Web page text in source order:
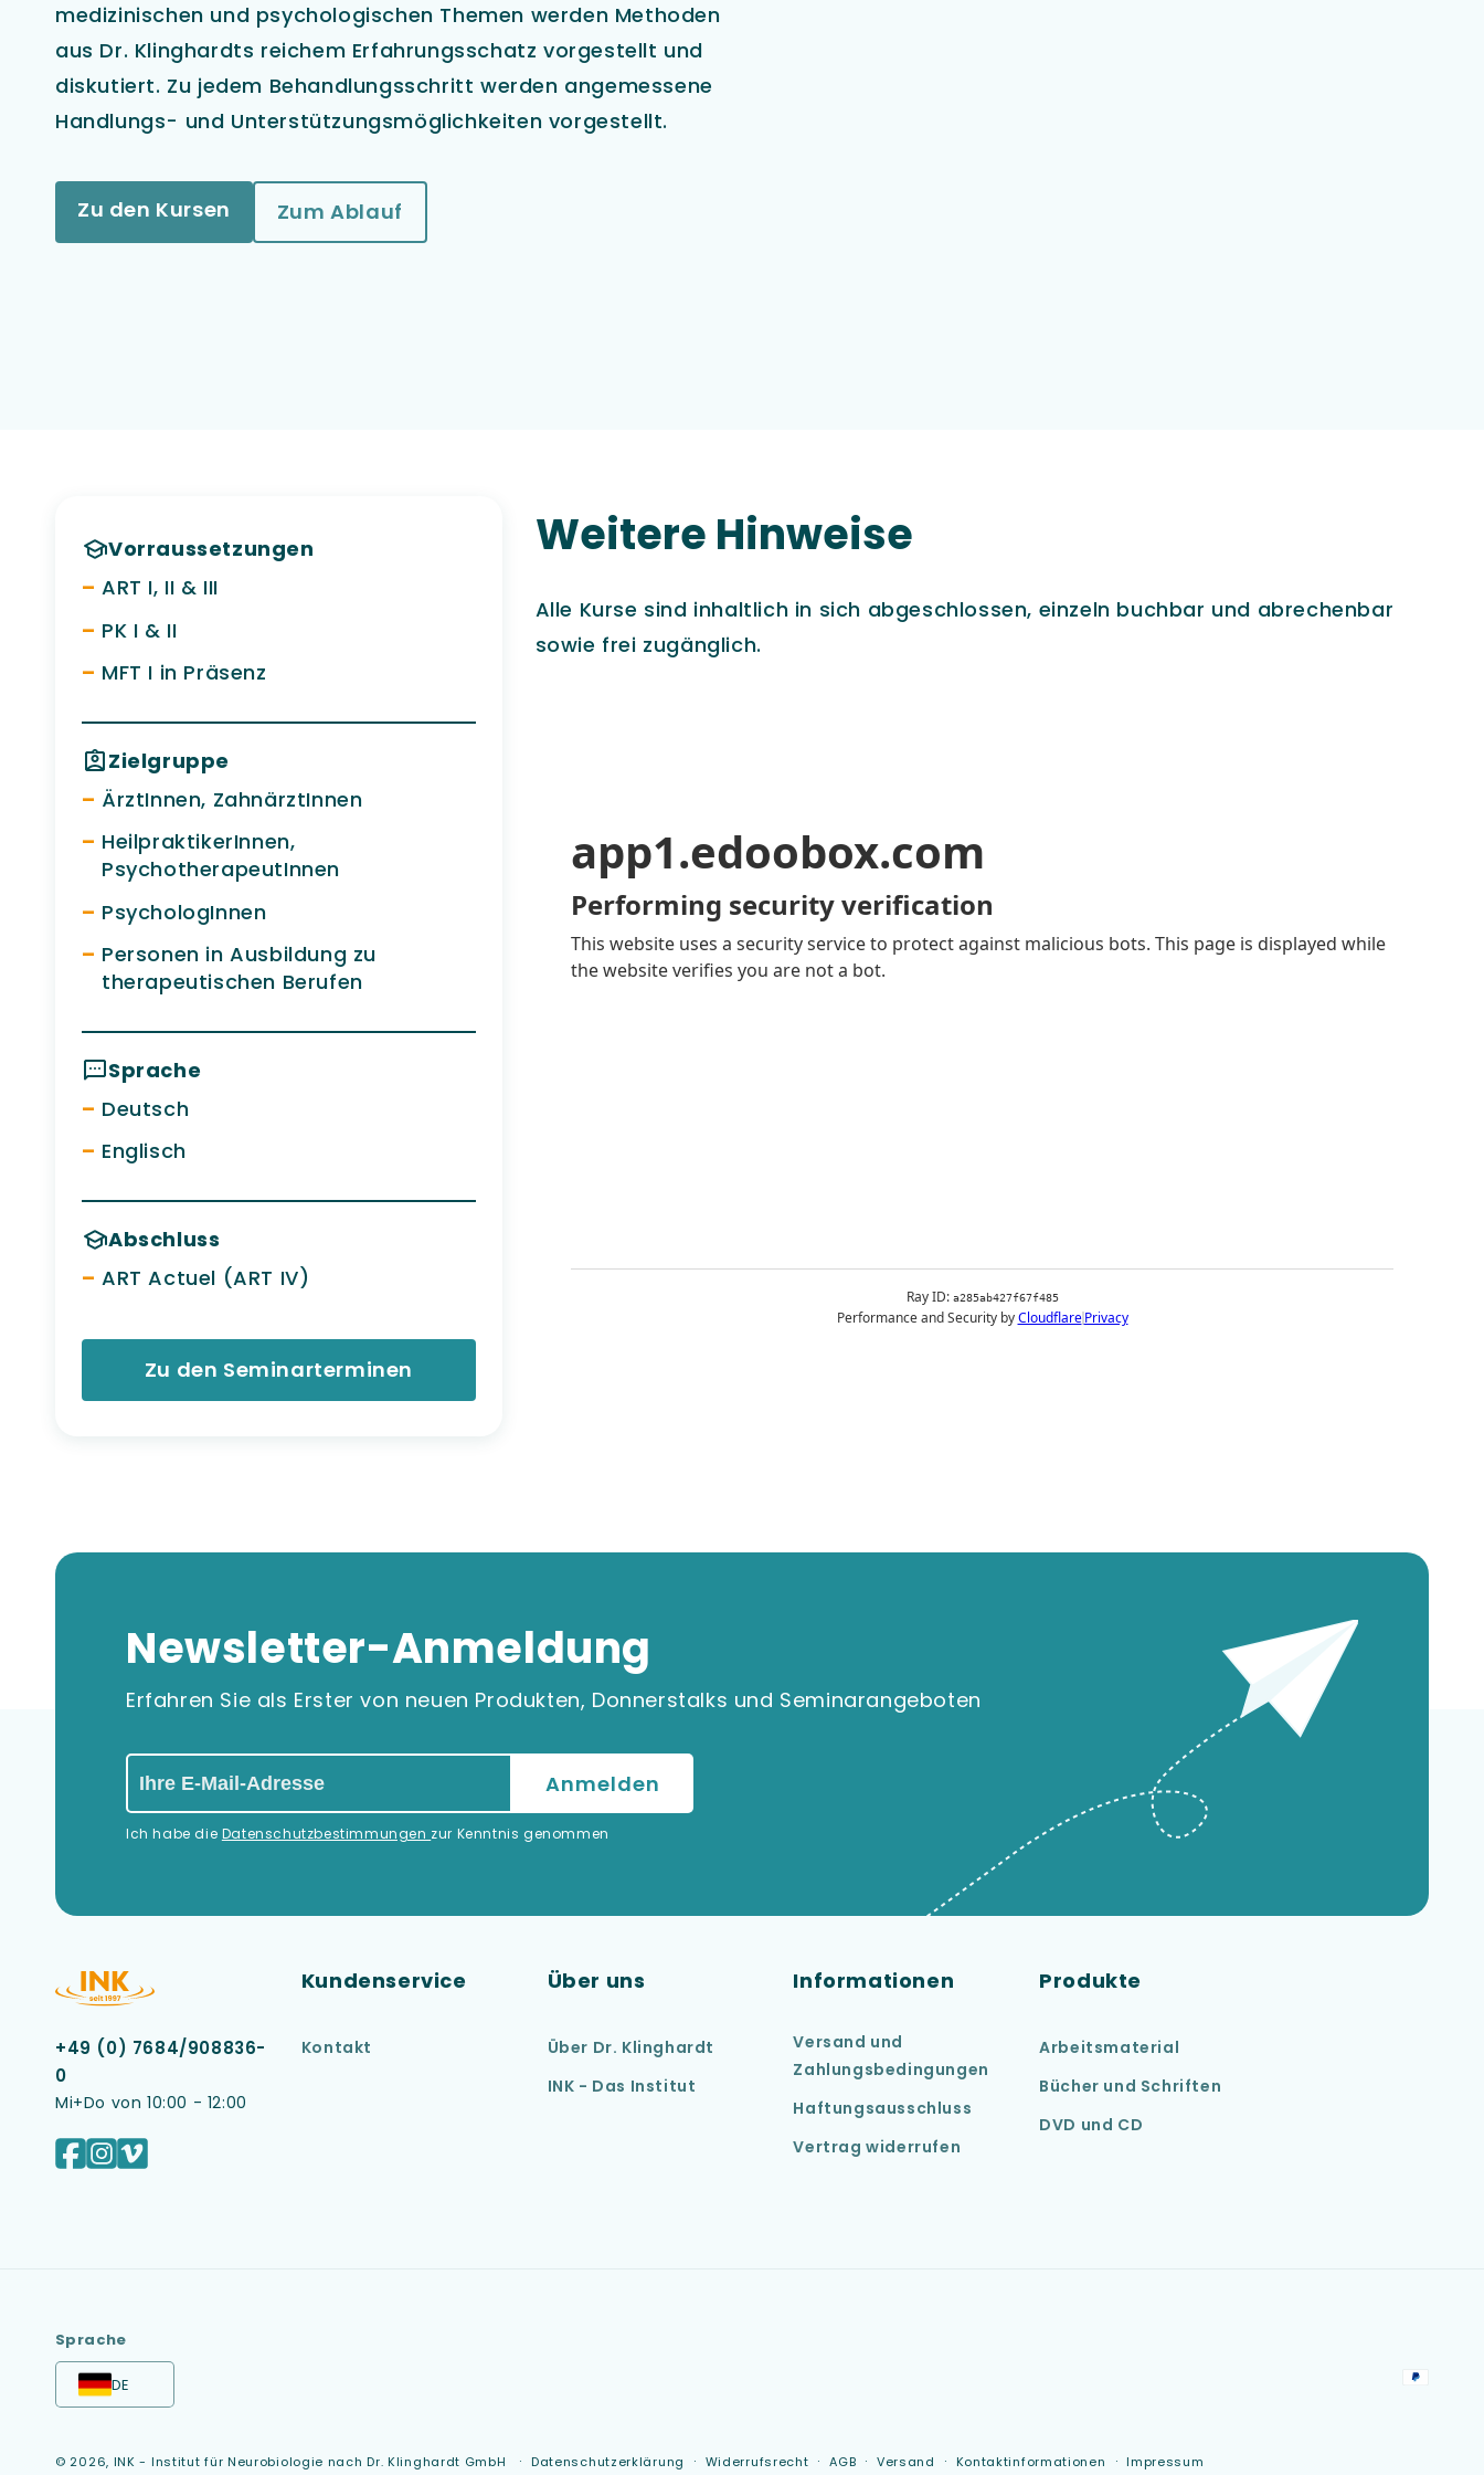
medizinischen und psychologischen Themen werden Methoden
aus Dr. Klinghardts reichem Erfahrungsschatz vorgestellt und
diskutiert. Zu jedem Behandlungsschritt werden angemessene
Handlungs- und Unterstützungsmöglichkeiten vorgestellt.
Zu den Kursen Zum Ablauf
Vorraussetzungen
ART I, II & III
PK I & II
MFT I in Präsenz
Zielgruppe
ÄrztInnen, ZahnärztInnen
HeilpraktikerInnen,
PsychotherapeutInnen
PsychologInnen
Personen in Ausbildung zu
therapeutischen Berufen
Sprache
Deutsch
Englisch
Abschluss
ART Actuel (ART IV)
Zu den Seminarterminen
Weitere Hinweise
Alle Kurse sind inhaltlich in sich abgeschlossen, einzeln buchbar und abrechenbar
sowie frei zugänglich.
Newsletter-Anmeldung
Erfahren Sie als Erster von neuen Produkten, Donnerstalks und Seminarangeboten
Ich habe die Datenschutzbestimmungen zur Kenntnis genommen
+49 (0) 7684/908836-
0
Mi+Do von 10:00 - 12:00
Facebook
Instagram
Vimeo
Kundenservice
Kontakt
Über uns
Über Dr. Klinghardt
INK - Das Institut
Informationen
Versand und
Zahlungsbedingungen
Haftungsausschluss
Vertrag widerrufen
Produkte
Arbeitsmaterial
Bücher und Schriften
DVD und CD
Sprache
DE
© 2026, INK - Institut für Neurobiologie nach Dr. Klinghardt GmbH Datenschutzerklärung Widerrufsrecht AGB Versand Kontaktinformationen Impressum